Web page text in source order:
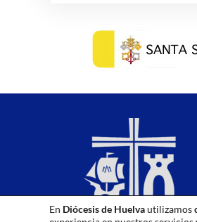
En Diócesis de Huelvautilizamos